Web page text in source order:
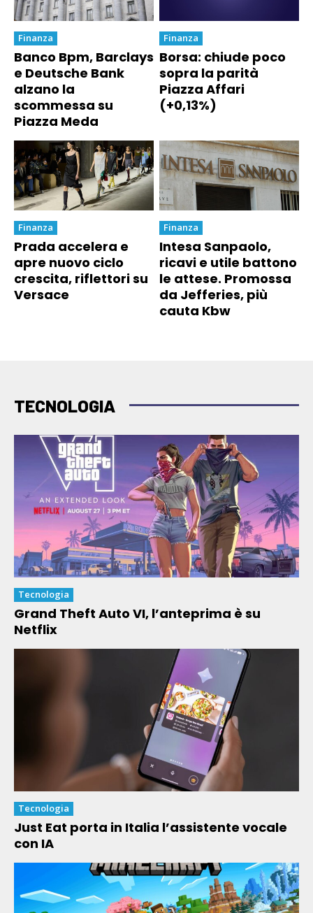
Finanza
Banco Bpm, Barclays
e Deutsche Bank
alzano la
scommessa su
Piazza Meda
Finanza
Borsa: chiude poco
sopra la parità
Piazza Affari
(+0,13%)
Finanza
Prada accelera e
apre nuovo ciclo
crescita, riflettori su
Versace
Finanza
Intesa Sanpaolo,
ricavi e utile battono
le attese. Promossa
da Jefferies, più
cauta Kbw
TECNOLOGIA
Tecnologia
Grand Theft Auto VI, l’anteprima è su
Netflix
Tecnologia
Just Eat porta in Italia l’assistente vocale
con IA